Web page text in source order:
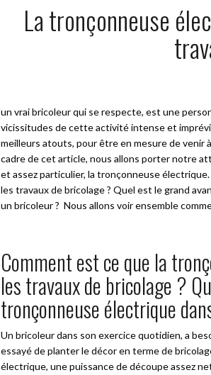
La tronçonneuse
un vrai bricoleur qui se respecte, est une
vicissitudes de cette activité intense et
meilleurs atouts, pour être en mesure de venir
cadre de cet article, nous allons porter notre
et assez particulier, la tronçonneuse
les travaux de bricolage ? Quel est le grand
un bricoleur ? Nous allons voir ensemble
Comment est ce que la
les travaux de bricolage ?
tronçonneuse électrique
Un bricoleur dans son exercice quotidien, a
essayé de planter le décor en terme de
électrique, une puissance de découpe assez